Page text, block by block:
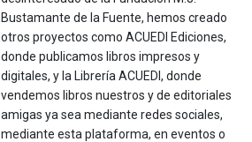
Bustamante de la Fuente, hemos creado
otros proyectos como ACUEDI Ediciones,
donde publicamos libros impresos y
digitales, y la Librería ACUEDI, donde
vendemos libros nuestros y de editoriales
amigas ya sea mediante redes sociales,
mediante esta plataforma, en eventos o